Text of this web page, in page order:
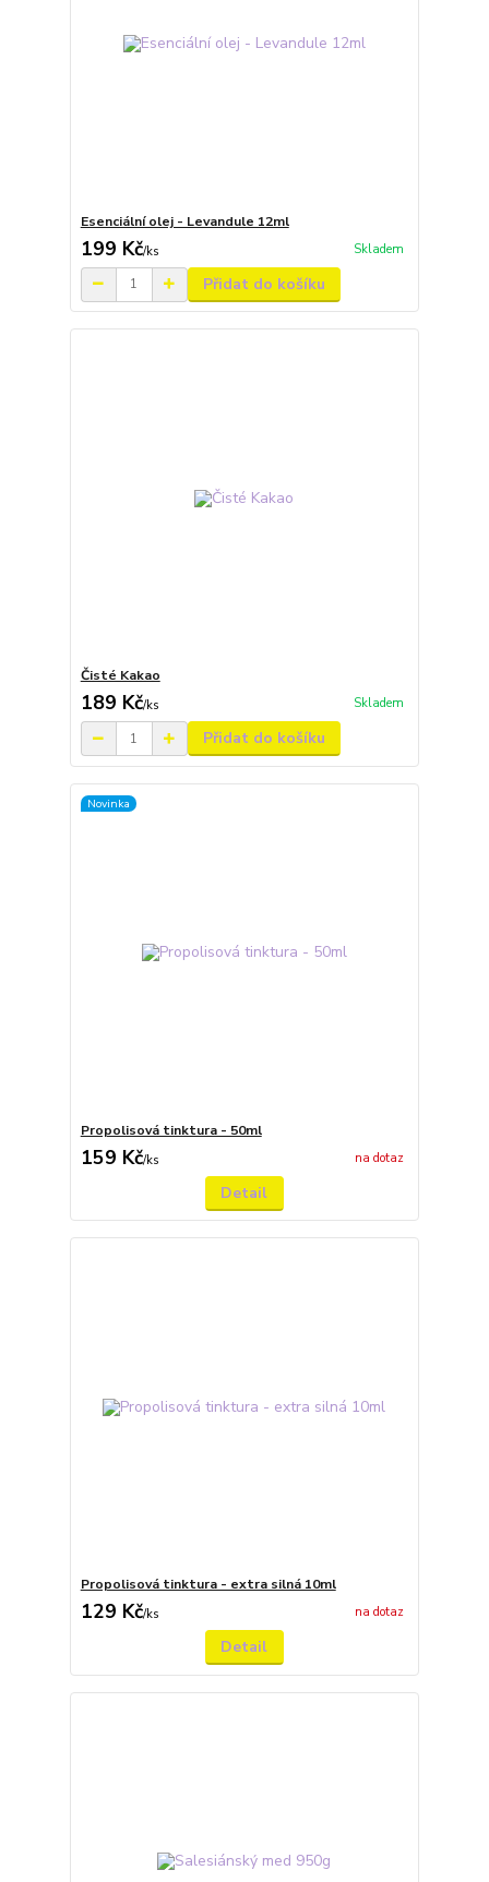
Esenciální olej - Levandule 12ml
199 Kč/ks Skladem
Přidat do košíku
Čisté Kakao
189 Kč/ks Skladem
Přidat do košíku
Novinka
Propolisová tinktura - 50ml
159 Kč/ks na dotaz
Detail
Propolisová tinktura - extra silná 10ml
129 Kč/ks na dotaz
Detail